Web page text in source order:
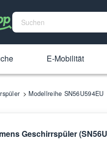
E-Mobilität
Modellreihe SN56U594EU
Geschirrspüler